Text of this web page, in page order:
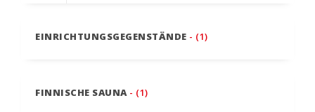
EINRICHTUNGSGEGENSTÄNDE - (1)
FINNISCHE SAUNA - (1)